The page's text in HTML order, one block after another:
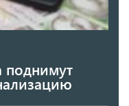
поднимут